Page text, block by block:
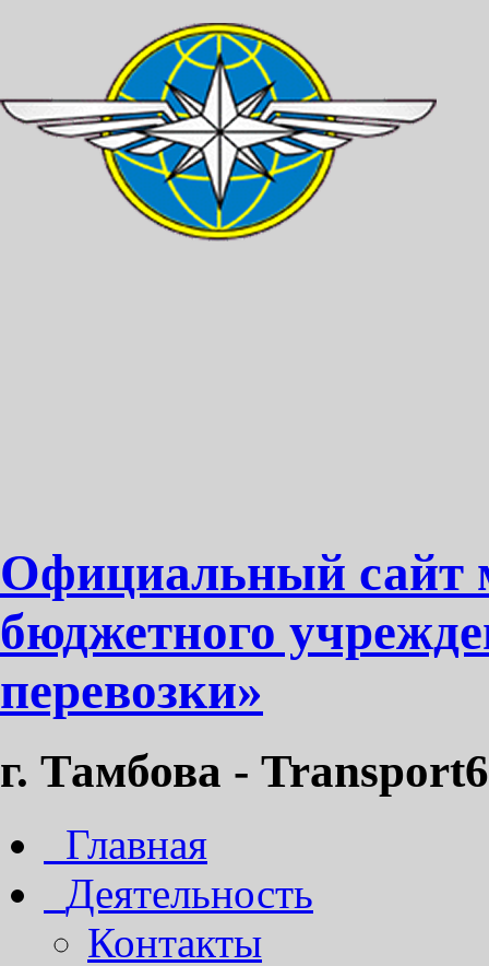
Официальный сайт
бюджетного
перевозки»
г. Тамбова -
Главная
Деятельность
Контакты